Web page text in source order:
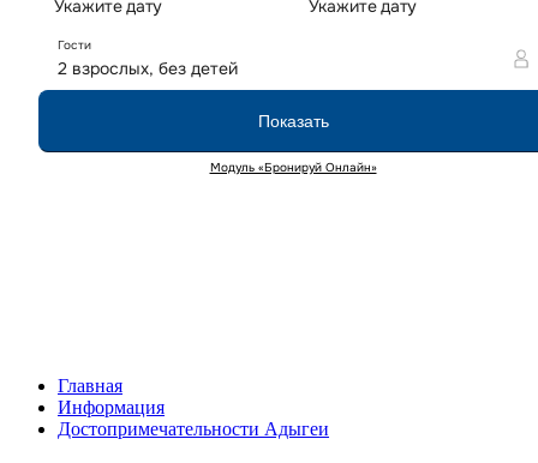
Главная
Информация
Достопримечательности Адыгеи